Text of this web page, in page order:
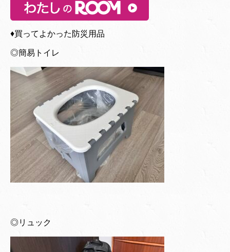
♦︎買ってよかった防災用品
◎簡易トイレ
◎リュック